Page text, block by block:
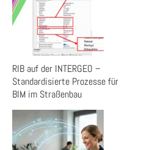
RIB auf der INTERGEO –
Standardisierte Prozesse für
BIM im Straßenbau